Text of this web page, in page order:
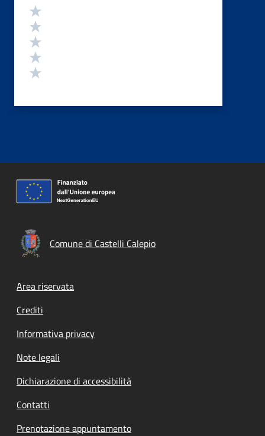
Valutazione
Comune di Castelli Calepio
Footer menu
Area riservata
Crediti
Informativa privacy
Note legali
Dichiarazione di accessibilità
Contatti
Prenotazione appuntamento